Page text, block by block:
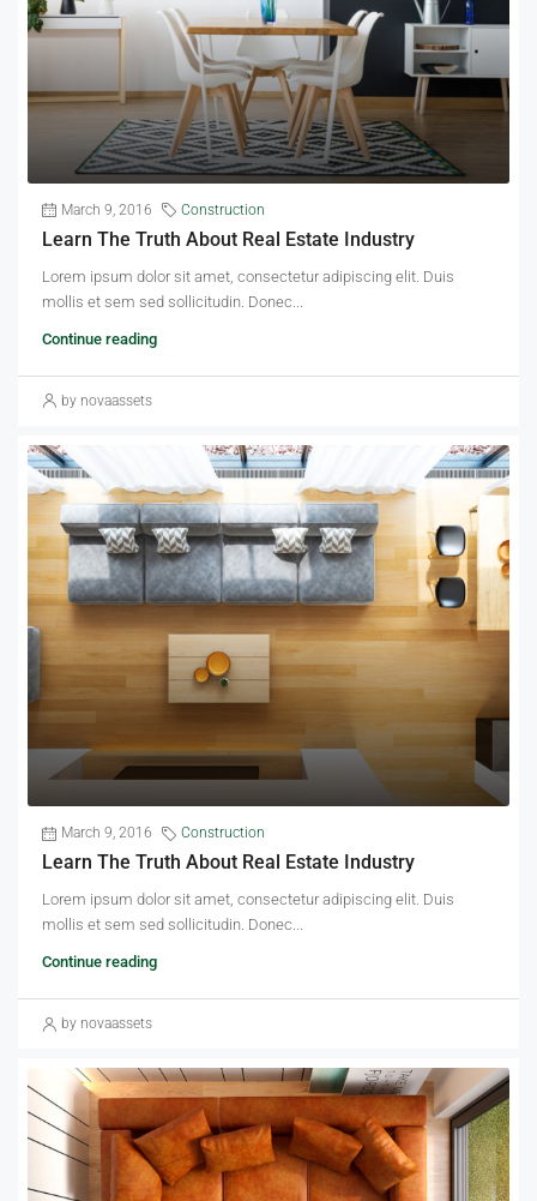
March 9, 2016 Construction
Learn The Truth About Real Estate Industry
Lorem ipsum dolor sit amet, consectetur adipiscing elit. Duis
mollis et sem sed sollicitudin. Donec...
Continue reading
by novaassets
March 9, 2016 Construction
Learn The Truth About Real Estate Industry
Lorem ipsum dolor sit amet, consectetur adipiscing elit. Duis
mollis et sem sed sollicitudin. Donec...
Continue reading
by novaassets